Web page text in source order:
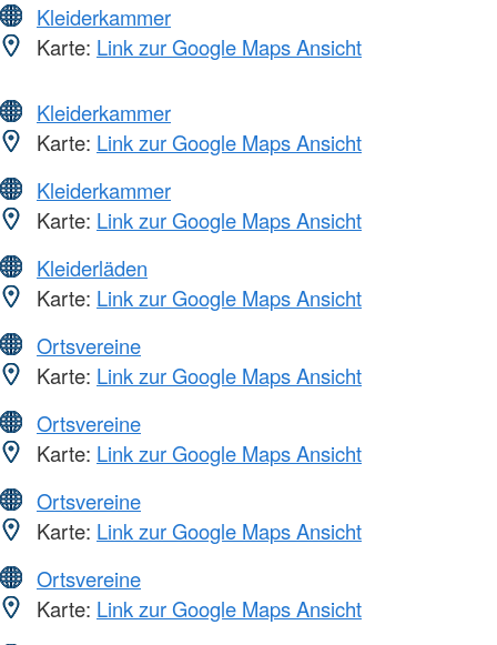
Kleiderkammer
Karte: Link zur Google Maps Ansicht
Kleiderkammer
Karte: Link zur Google Maps Ansicht
Kleiderkammer
Karte: Link zur Google Maps Ansicht
Kleiderläden
Karte: Link zur Google Maps Ansicht
Ortsvereine
Karte: Link zur Google Maps Ansicht
Ortsvereine
Karte: Link zur Google Maps Ansicht
Ortsvereine
Karte: Link zur Google Maps Ansicht
Ortsvereine
Karte: Link zur Google Maps Ansicht